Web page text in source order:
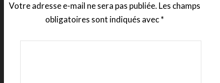
Votre adresse e-mail ne sera pas publiée. Les champs
obligatoires sont indiqués avec*